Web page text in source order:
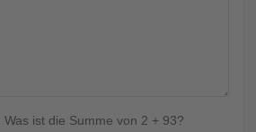
Was ist die Summe von 2 + 93?